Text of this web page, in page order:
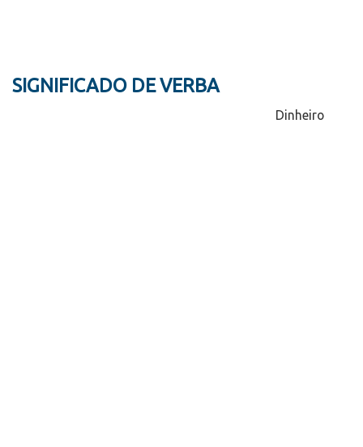
SIGNIFICADO DE VERBA
Dinheiro